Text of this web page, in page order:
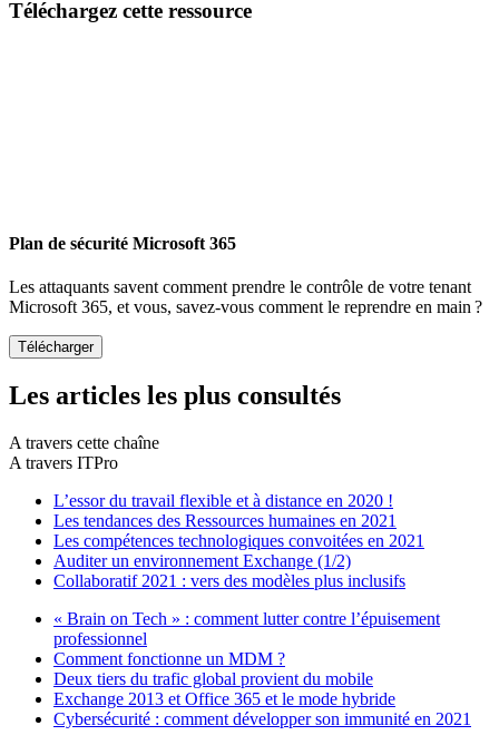
Téléchargez cette ressource
Plan de sécurité Microsoft 365
Les attaquants savent comment prendre le contrôle de votre tenant
Microsoft 365, et vous, savez-vous comment le reprendre en main ?
Les articles les plus consultés
A travers cette chaîne
A travers ITPro
L’essor du travail flexible et à distance en 2020 !
Les tendances des Ressources humaines en 2021
Les compétences technologiques convoitées en 2021
Auditer un environnement Exchange (1/2)
Collaboratif 2021 : vers des modèles plus inclusifs
« Brain on Tech » : comment lutter contre l’épuisement
professionnel
Comment fonctionne un MDM ?
Deux tiers du trafic global provient du mobile
Exchange 2013 et Office 365 et le mode hybride
Cybersécurité : comment développer son immunité en 2021